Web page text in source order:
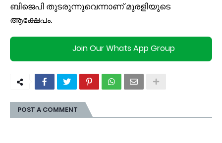
ബിജെപി തുടരുന്നുവെന്നാണ് മുരളിയുടെ
ആക്ഷേപം.
Join Our Whats App Group
POST A COMMENT